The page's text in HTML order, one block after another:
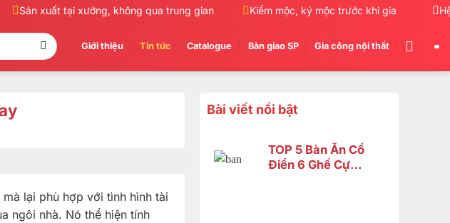
Sản xuất tại xưởng, không qua trung gian Kiểm mộc, ký mộc trước khi giao hàng
Giới thiệu Tin tức Catalogue Bàn giao SP Gia công nội thất
lại phù hợp với tình hình tài
ngôi nhà. Nó thể hiện tính
Bài viết nổi bật
TOP 5 Bàn Ăn Cổ
Điển 6 Ghế Cực